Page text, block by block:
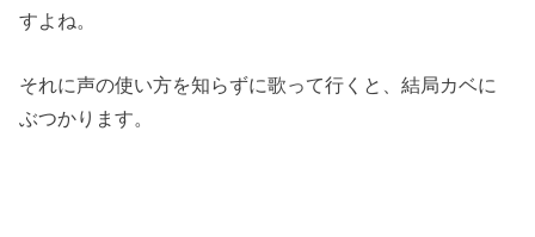
すよね。
それに声の使い方を知らずに歌って行くと、結局カベに
ぶつかります。